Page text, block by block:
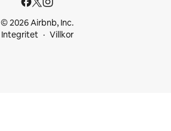
© 2026 Airbnb, Inc.
Integritet
Villkor